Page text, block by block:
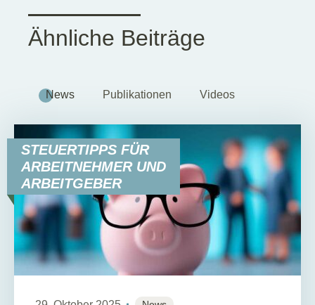
Ähnliche Beiträge
News Publikationen Videos
STEUERTIPPS FÜR
ARBEITNEHMER UND
ARBEITGEBER